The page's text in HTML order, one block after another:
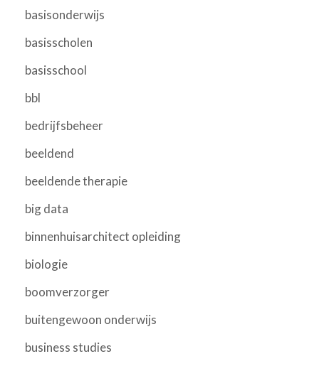
basisonderwijs
basisscholen
basisschool
bbl
bedrijfsbeheer
beeldend
beeldende therapie
big data
binnenhuisarchitect opleiding
biologie
boomverzorger
buitengewoon onderwijs
business studies